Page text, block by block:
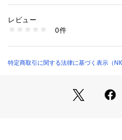
・腰回りをさりげなくカバーして
るのがオススメ
＊＊＊＊＊＊＊＊＊＊＊＊＊＊＊
素材：ポリエステル92% ナイロン8%
商品番号：
5052040110 （ショップ）
レビュー
0件
特定商取引に関する法律に基づく表示（